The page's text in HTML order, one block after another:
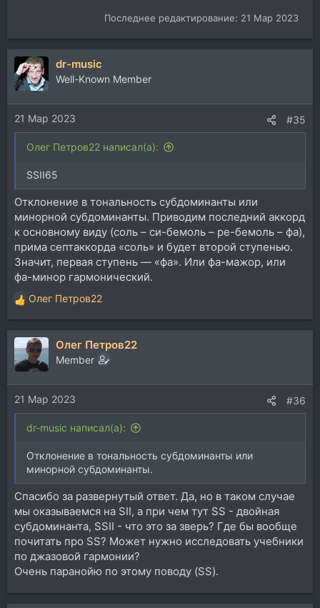
Последнее редактирование: 21 Мар 2023
dr-music
Well-Known Member
21 Мар 2023 #35
Олег Петров22 написал(а):
SSII65
Отклонение в тональность субдоминанты или
минорной субдоминанты. Приводим последний аккорд
к основному виду (соль – си-бемоль – ре-бемоль – фа),
прима септаккорда «соль» и будет второй ступенью.
Значит, первая ступень — «фа». Или фа-мажор, или
фа-минор гармонический.
Р
е
а
ц
и
и
:
Олег Петров22
Олег Петров22
Member
21 Мар 2023 #36
dr-music написал(а):
Отклонение в тональность субдоминанты или
минорной субдоминанты.
Спасибо за развернутый ответ. Да, но в таком случае
мы оказываемся на SII, а при чем тут SS - двойная
субдоминанта, SSII - что это за зверь? Где бы вообще
почитать про SS? Может нужно исследовать учебники
по джазовой гармонии?
Очень паранойю по этому поводу (SS).